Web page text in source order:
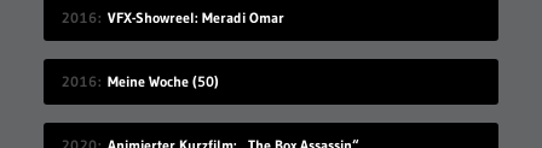
2016 VFX-Showreel: Meradi Omar
2016 Meine Woche (50)